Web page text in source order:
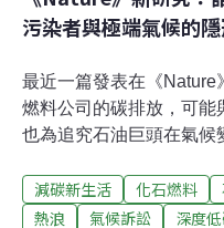
污染者與極端氣候的
最近一篇發表在《Nature
燃料公司的碳排放，可能
也為追究石油巨頭在氣候
家製造的碳排放量，都
熱浪，成為真實的災難。
減碳新生活 化石燃料
熱浪
氣候訴訟 深度